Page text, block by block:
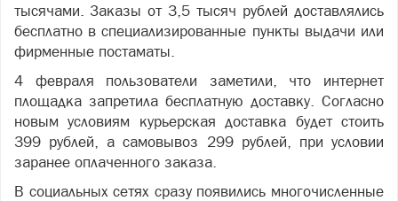
тысячами. Заказы от 3,5 тысяч рублей доставлялись
бесплатно в специализированные пункты выдачи или
фирменные постаматы.
4 февраля пользователи заметили, что интернет
площадка запретила бесплатную доставку. Согласно
новым условиям курьерская доставка будет стоить
399 рублей, а самовывоз 299 рублей, при условии
заранее оплаченного заказа.
В социальных сетях сразу появились многочисленные